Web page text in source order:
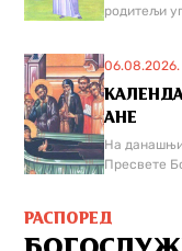
родитељи
06.08.2026.
АНЕ
На данашњи
Пресвете
РАСПОРЕД